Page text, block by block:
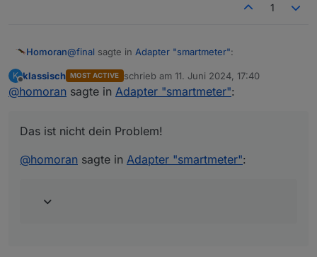
1
Homoran@final sagte in Adapter "smartmeter":
In der Anleitung zur PIN Eingabe mME steht der
freischalten,
K
Offline
klassisch MOST ACTIVE schrieb am 11. Juni 2024, 17:40
zuletzt editiert von
@homoran sagte in Adapter "smartmeter":
Das ist nicht dein Problem!
@homoran sagte in Adapter "smartmeter":